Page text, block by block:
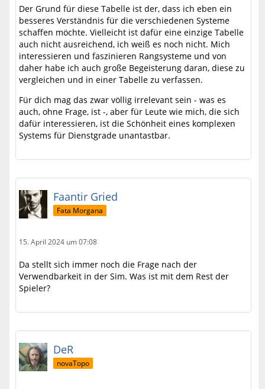
Der Grund für diese Tabelle ist der, dass ich eben ein
besseres Verständnis für die verschiedenen Systeme
schaffen möchte. Vielleicht ist dafür eine einzige Tabelle
auch nicht ausreichend, ich weiß es noch nicht. Mich
interessieren und faszinieren Rangsysteme und von
daher habe ich auch große Begeisterung daran, diese zu
vergleichen und in einer Tabelle zu verfassen.
Für dich mag das zwar völlig irrelevant sein - was es
auch, ohne Frage, ist -, aber für Leute wie mich, die sich
dafür interessieren, ist die Schönheit eines komplexen
Systems für Dienstgrade unantastbar.
Faantir Gried
Fata Morgana
15. April 2024 um 07:08
Da stellt sich immer noch die Frage nach der
Verwendbarkeit in der Sim. Was ist mit dem Rest der
Spieler?
DeR
novaTopo